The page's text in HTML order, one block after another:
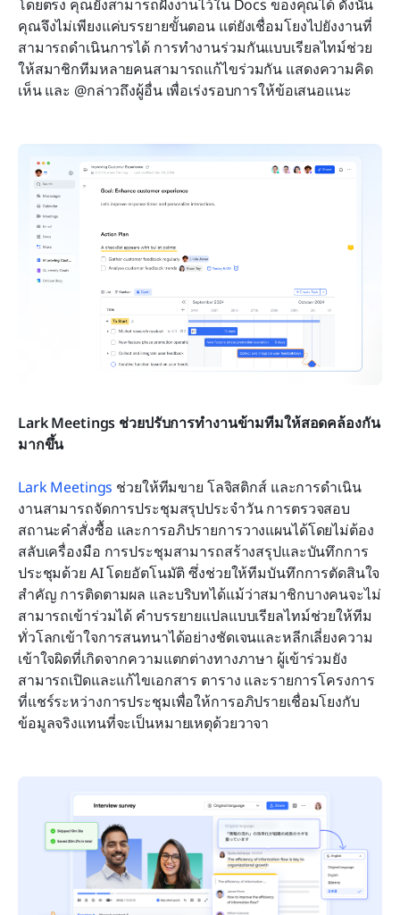
โดยตรง คุณยังสามารถฝังงานไว้ใน Docs ของคุณได้ ดังนั้น
คุณจึงไม่เพียงแค่บรรยายขั้นตอน แต่ยังเชื่อมโยงไปยังงานที่
สามารถดำเนินการได้ การทำงานร่วมกันแบบเรียลไทม์ช่วย
ให้สมาชิกทีมหลายคนสามารถแก้ไขร่วมกัน แสดงความคิด
เห็น และ @กล่าวถึงผู้อื่น เพื่อเร่งรอบการให้ข้อเสนอแนะ
Lark Meetings ช่วยปรับการทำงานข้ามทีมให้สอดคล้องกัน
มากขึ้น
Lark Meetings ช่วยให้ทีมขาย โลจิสติกส์ และการดำเนิน
งานสามารถจัดการประชุมสรุปประจำวัน การตรวจสอบ
สถานะคำสั่งซื้อ และการอภิปรายการวางแผนได้โดยไม่ต้อง
สลับเครื่องมือ การประชุมสามารถสร้างสรุปและบันทึกการ
ประชุมด้วย AI โดยอัตโนมัติ ซึ่งช่วยให้ทีมบันทึกการตัดสินใจ
สำคัญ การติดตามผล และบริบทได้แม้ว่าสมาชิกบางคนจะไม่
สามารถเข้าร่วมได้ คำบรรยายแปลแบบเรียลไทม์ช่วยให้ทีม
ทั่วโลกเข้าใจการสนทนาได้อย่างชัดเจนและหลีกเลี่ยงความ
เข้าใจผิดที่เกิดจากความแตกต่างทางภาษา ผู้เข้าร่วมยัง
สามารถเปิดและแก้ไขเอกสาร ตาราง และรายการโครงการ
ที่แชร์ระหว่างการประชุมเพื่อให้การอภิปรายเชื่อมโยงกับ
ข้อมูลจริงแทนที่จะเป็นหมายเหตุด้วยวาจา